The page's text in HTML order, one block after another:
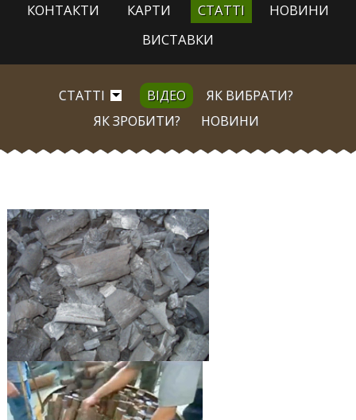
КОНТАКТИ
КАРТИ СТАТТІ
НОВИНИ
ВИСТАВКИ
СТАТТІ ВІДЕО
ЯК ВИБРАТИ?
ЯК ЗРОБИТИ?
НОВИНИ